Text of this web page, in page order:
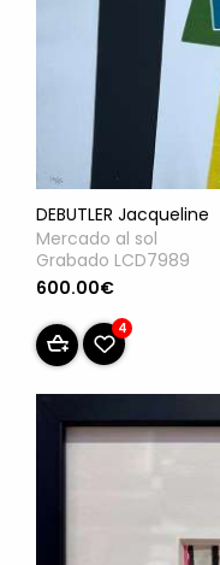
DEBUTLER Jacqueline
Mercado al sol
Grabado LCD7989
600.00€
4